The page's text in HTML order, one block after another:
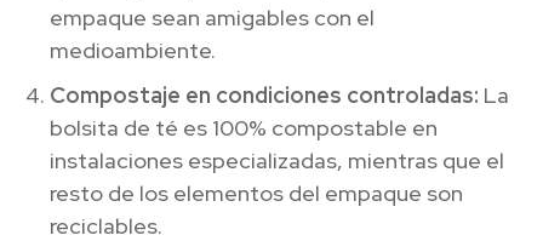
empaque sean amigables con el
medioambiente.
Compostaje en condiciones controladas: La
bolsita de té es 100% compostable en
instalaciones especializadas, mientras que el
resto de los elementos del empaque son
reciclables.